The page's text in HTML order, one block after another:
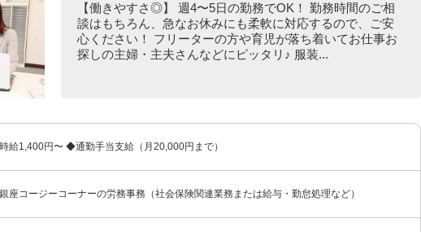
【働きやすさ◎】 週4〜5日の勤務でOK！ 勤務時間のご相
談はもちろん、急なお休みにも柔軟に対応するので、ご安
心ください！ フリーターの方や育児が落ち着いてお仕事お
探しの主婦・主夫さんなどにピッタリ♪ 服装...
時給1,400円〜 ◆通勤手当支給（月20,000円まで）
銀座コージーコーナーの労務事務（社会保険関連業務または給与・勤怠処理など）